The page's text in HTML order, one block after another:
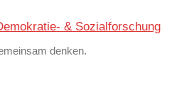
denken.